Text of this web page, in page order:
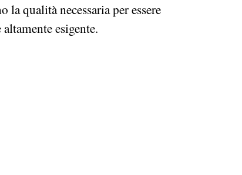
qualità necessaria per essere
esigente.